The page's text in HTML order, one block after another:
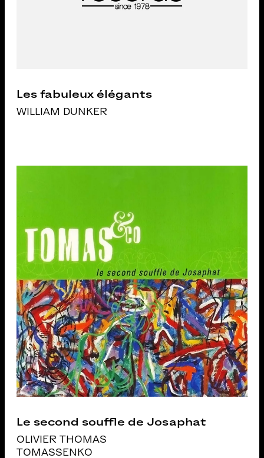
Les fabuleux élégants
WILLIAM DUNKER
Le second souffle de Josaphat
OLIVIER THOMAS
TOMASSENKO